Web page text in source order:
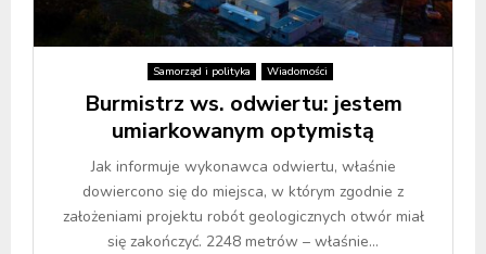
Samorząd i polityka Wiadomości
Burmistrz ws. odwiertu: jestem
umiarkowanym optymistą
Jak informuje wykonawca odwiertu, właśnie
dowiercono się do miejsca, w którym zgodnie z
założeniami projektu robót geologicznych otwór miał
się zakończyć. 2248 metrów – właśnie...